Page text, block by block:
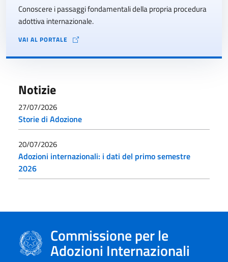
Conoscere i passaggi fondamentali della propria procedura
adottiva internazionale.
VAI AL PORTALE
Notizie
27/07/2026
Storie di Adozione
20/07/2026
Adozioni internazionali: i dati del primo semestre
2026
Commissione per le
Adozioni Internazionali